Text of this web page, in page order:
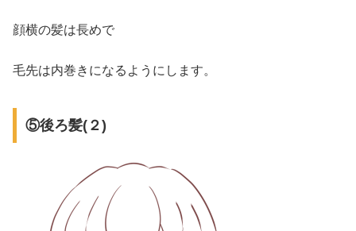
顔横の髪は長めで
毛先は内巻きになるようにします。
⑤後ろ髪(２)